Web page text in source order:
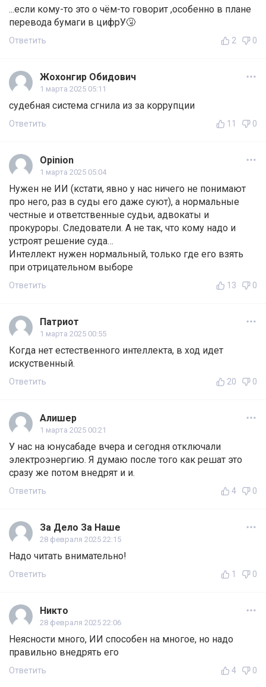
...если кому-то это о чём-то говорит ,особенно в плане
перевода бумаги в цифрУ🤧
Ответить 2 0
Жохонгир Обидович
1 марта 2025 05:11
судебная система сгнила из за коррупции
Ответить 11 0
Opinion
1 марта 2025 05:04
Нужен не ИИ (кстати, явно у нас ничего не понимают
про него, раз в суды его даже суют), а нормальные
честные и ответственные судьи, адвокаты и
прокуроры. Следователи. А не так, что кому надо и
устроят решение суда…
Интеллект нужен нормальный, только где его взять
при отрицательном выборе
Ответить 13 0
Патриот
1 марта 2025 00:55
Когда нет естественного интеллекта, в ход идет
искуственный.
Ответить 20 0
Алишер
1 марта 2025 00:21
У нас на юнусабаде вчера и сегодня отключали
электроэнергию. Я думаю после того как решат это
сразу же потом внедрят и и.
Ответить 4 0
За Дело За Наше
28 февраля 2025 22:15
Надо читать внимательно!
Ответить 1 0
Никто
28 февраля 2025 22:06
Неясности много, ИИ способен на многое, но надо
правильно внедрять его
Ответить 4 0